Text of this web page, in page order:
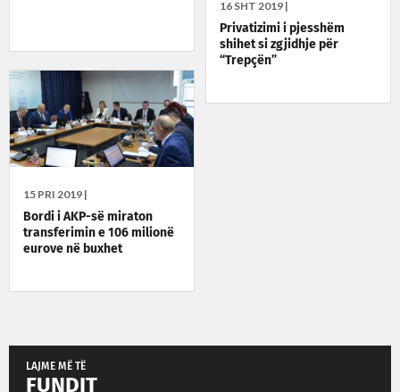
16 SHT 2019 |
Privatizimi i pjesshëm
shihet si zgjidhje për
“Trepçën”
15 PRI 2019 |
Bordi i AKP-së miraton
transferimin e 106 milionë
eurove në buxhet
LAJME MË TË
FUNDIT